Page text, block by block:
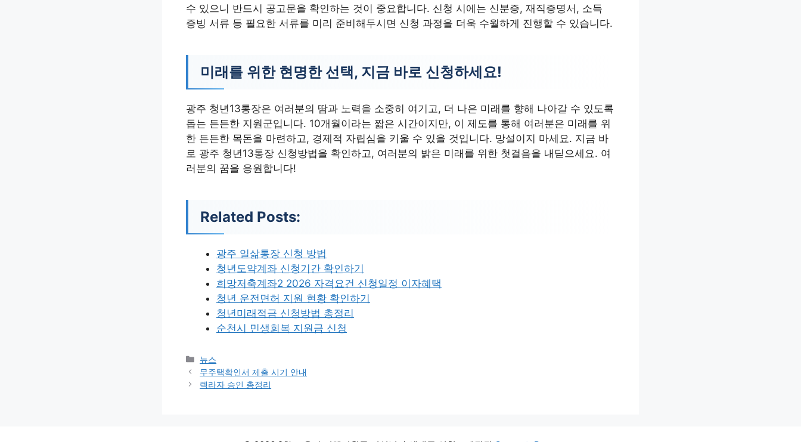
수 있으니 반드시 공고문을 확인하는 것이 중요합니다. 신청 시에는 신분증, 재직증명서, 소득
증빙 서류 등 필요한 서류를 미리 준비해두시면 신청 과정을 더욱 수월하게 진행할 수 있습니다.
미래를 위한 현명한 선택, 지금 바로 신청하세요!
광주 청년13통장은 여러분의 땀과 노력을 소중히 여기고, 더 나은 미래를 향해 나아갈 수 있도록
돕는 든든한 지원군입니다. 10개월이라는 짧은 시간이지만, 이 제도를 통해 여러분은 미래를 위
한 든든한 목돈을 마련하고, 경제적 자립심을 키울 수 있을 것입니다. 망설이지 마세요. 지금 바
로 광주 청년13통장 신청방법을 확인하고, 여러분의 밝은 미래를 위한 첫걸음을 내딛으세요. 여
러분의 꿈을 응원합니다!
Related Posts:
광주 일삶통장 신청 방법
청년도약계좌 신청기간 확인하기
희망저축계좌2 2026 자격요건 신청일정 이자혜택
청년 운전면허 지원 현황 확인하기
청년미래적금 신청방법 총정리
순천시 민생회복 지원금 신청
카
테
고
뉴스
무주택확인서 제출 시기 안내
렉라자 승인 총정리